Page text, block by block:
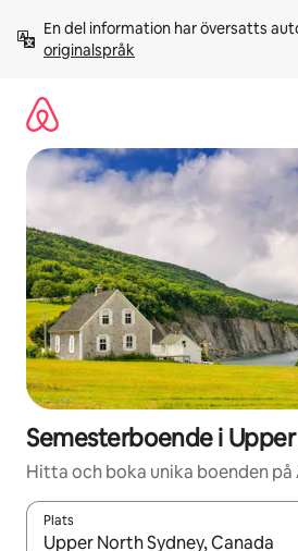
innehåll
En del information har översatts
originalspråk
Semesterboende i
Hitta och boka unika boenden på
Plats
När resultaten är tillgängliga kan